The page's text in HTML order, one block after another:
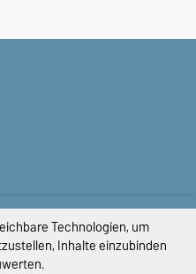
Technologien, um
Inhalte einzubinden